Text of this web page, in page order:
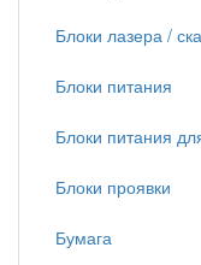
Блоки лазера /
Блоки питания
Блоки питания
Блоки проявки
Бумага